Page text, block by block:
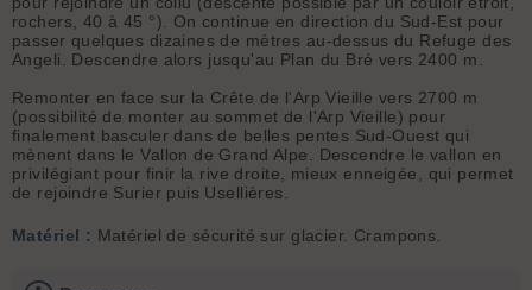
rochers, 40 à 45 °). On continue en direction du Sud-Est pour
passer quelques dizaines de mètres au-dessus du Refuge des
Angeli. Descendre alors jusqu'au Plan du Bré vers 2400 m.
Remonter en face sur la Crête de l'Arp Vieille vers 2700 m
(possibilité de monter au sommet de l'Arp Vieille) pour
finalement basculer dans de belles pentes Sud-Ouest qui
mènent dans le Vallon de Grand Alpe. Descendre le vallon en
privilégiant pour finir la rive droite, mieux enneigée, qui permet
de rejoindre Surier puis Usellières.
Matériel : Matériel de sécurité sur glacier. Crampons.